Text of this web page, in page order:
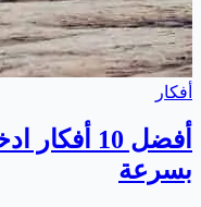
أفكار
أفضل 10
بسرعة